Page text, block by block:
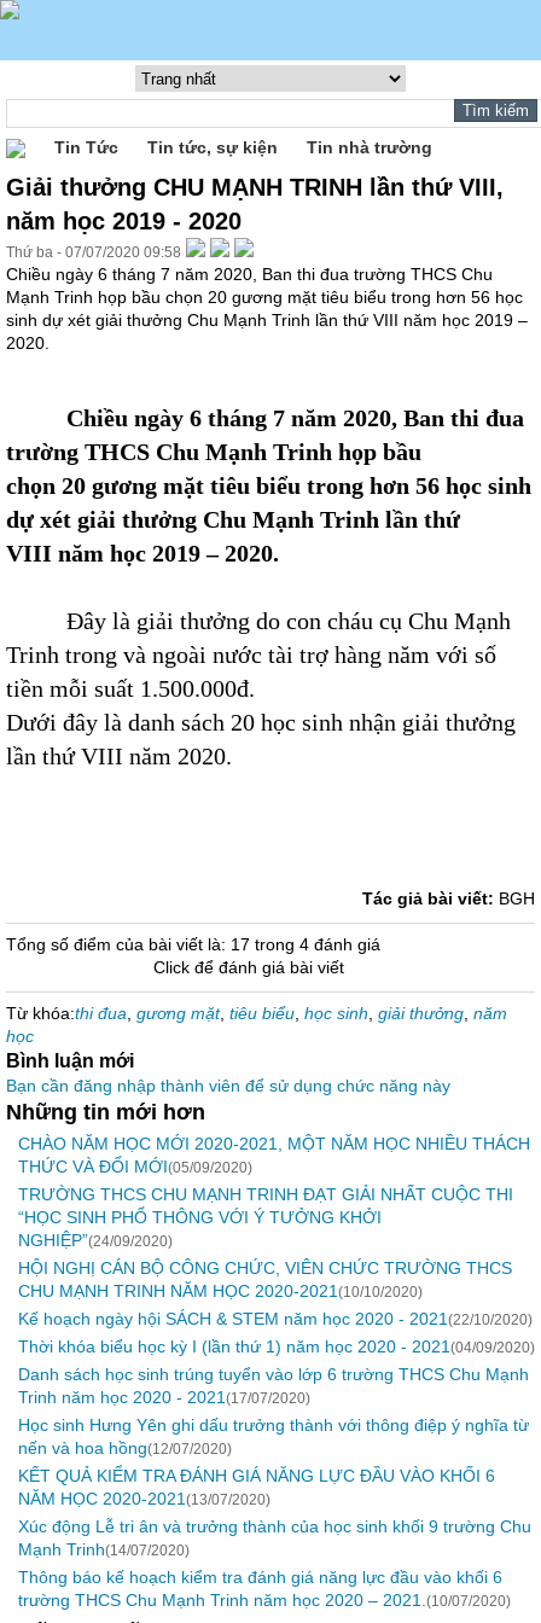
Tin Tức Tin tức, sự kiện Tin nhà trường
Giải thưởng CHU MẠNH TRINH lần thứ VIII,
năm học 2019 - 2020
Thứ ba - 07/07/2020 09:58
Chiều ngày 6 tháng 7 năm 2020, Ban thi đua trường THCS Chu
Mạnh Trinh họp bầu chọn 20 gương mặt tiêu biểu trong hơn 56 học
sinh dự xét giải thưởng Chu Mạnh Trinh lần thứ VIII năm học 2019 –
2020.
Chiều ngày 6 tháng 7 năm 2020, Ban thi đua
trường THCS Chu Mạnh Trinh họp bầu
chọn 20 gương mặt tiêu biểu trong hơn 56 học sinh
dự xét giải thưởng Chu Mạnh Trinh lần thứ
VIII năm học 2019– 2020.
Đây là giải thưởng do con cháu cụ Chu Mạnh
Trinh trong và ngoài nước tài trợ hàng năm với số
tiền mỗi suất 1.500.000đ.
Dưới đây là danh sách 20 học sinh nhận giải thưởng
lần thứ VIII năm 2020.
Tác giả bài viết: BGH
Tổng số điểm của bài viết là: 17 trong 4 đánh giá
Click để đánh giá bài viết
Từ khóa:thi đua gương mặt, tiêu biểu học sinh giải thưởng năm
học
Bình luận mới
Bạn cần đăng nhập thành viên để sử dụng chức năng này
Những tin mới hơn
CHÀO NĂM HỌC MỚI 2020-2021, MỘT NĂM HỌC NHIỀU THÁCH
THỨC VÀ ĐỔI MỚI(05/09/2020)
TRƯỜNG THCS CHU MẠNH TRINH ĐẠT GIẢI NHẤT CUỘC THI
“HỌC SINH PHỔ THÔNG VỚI Ý TƯỞNG KHỞI
NGHIỆP”(24/09/2020)
HỘI NGHỊ CÁN BỘ CÔNG CHỨC, VIÊN CHỨC TRƯỜNG THCS
CHU MẠNH TRINH NĂM HỌC 2020-2021 (10/10/2020)
Kế hoạch ngày hội SÁCH & STEM năm học 2020 - 2021 (22/10/2020)
Thời khóa biểu học kỳ I (lần thứ 1) năm học 2020 - 2021 (04/09/2020)
Danh sách học sinh trúng tuyển vào lớp 6 trường THCS Chu Mạnh
Trinh năm học 2020 - 2021 (17/07/2020)
Học sinh Hưng Yên ghi dấu trưởng thành với thông điệp ý nghĩa từ
nến và hoa hồng(12/07/2020)
KẾT QUẢ KIỂM TRA ĐÁNH GIÁ NĂNG LỰC ĐẦU VÀO KHỐI 6
NĂM HỌC 2020-2021 (13/07/2020)
Xúc động Lễ tri ân và trưởng thành của học sinh khối 9 trường Chu
Mạnh Trinh(14/07/2020)
Thông báo kế hoạch kiểm tra đánh giá năng lực đầu vào khối 6
trường THCS Chu Mạnh Trinh năm học 2020 – 2021. (10/07/2020)